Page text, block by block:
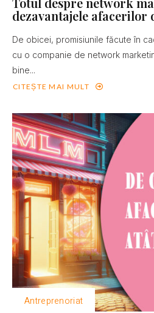
dezavantajele afacerilor
De obicei, promisiunile făcute în
cu o companie de network
bine...
CITEȘTE MAI MULT
Antreprenoriat